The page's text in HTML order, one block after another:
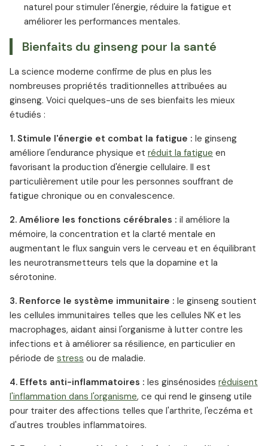
naturel pour stimuler l'énergie, réduire la fatigue et
améliorer les performances mentales.
Bienfaits du ginseng pour la santé
La science moderne confirme de plus en plus les
nombreuses propriétés traditionnelles attribuées au
ginseng. Voici quelques-uns de ses bienfaits les mieux
étudiés :
1. Stimule l'énergie et combat la fatigue : le ginseng
améliore l'endurance physique et réduit la fatigue en
favorisant la production d'énergie cellulaire. Il est
particulièrement utile pour les personnes souffrant de
fatigue chronique ou en convalescence.
2. Améliore les fonctions cérébrales : il améliore la
mémoire, la concentration et la clarté mentale en
augmentant le flux sanguin vers le cerveau et en équilibrant
les neurotransmetteurs tels que la dopamine et la
sérotonine.
3. Renforce le système immunitaire : le ginseng soutient
les cellules immunitaires telles que les cellules NK et les
macrophages, aidant ainsi l'organisme à lutter contre les
infections et à améliorer sa résilience, en particulier en
période de stress ou de maladie.
4. Effets anti-inflammatoires : les ginsénosides réduisent
l'inflammation dans l'organisme, ce qui rend le ginseng utile
pour traiter des affections telles que l'arthrite, l'eczéma et
d'autres troubles inflammatoires.